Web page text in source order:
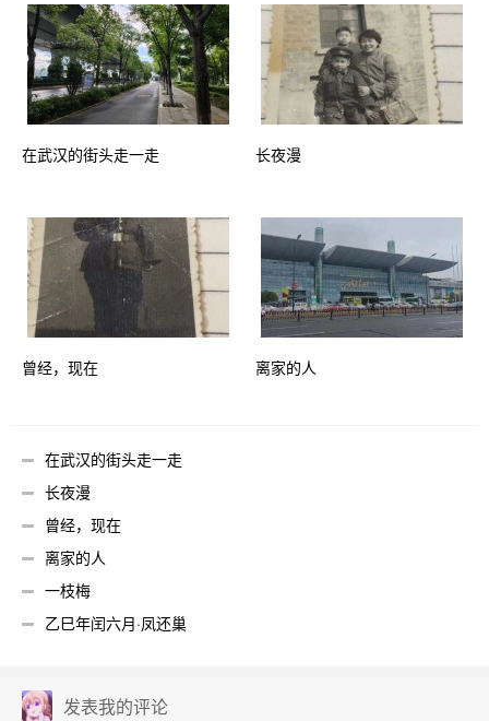
在武汉的街头走一走 长夜漫
曾经，现在 离家的人
在武汉的街头走一走
长夜漫
曾经，现在
离家的人
一枝梅
乙巳年闰六月·凤还巢
发表我的评论